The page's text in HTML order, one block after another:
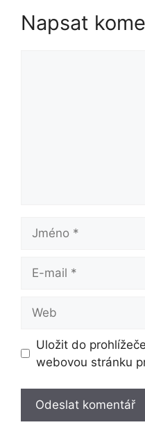
Napsat
Jméno
mail
Uložit do
webovou stránku